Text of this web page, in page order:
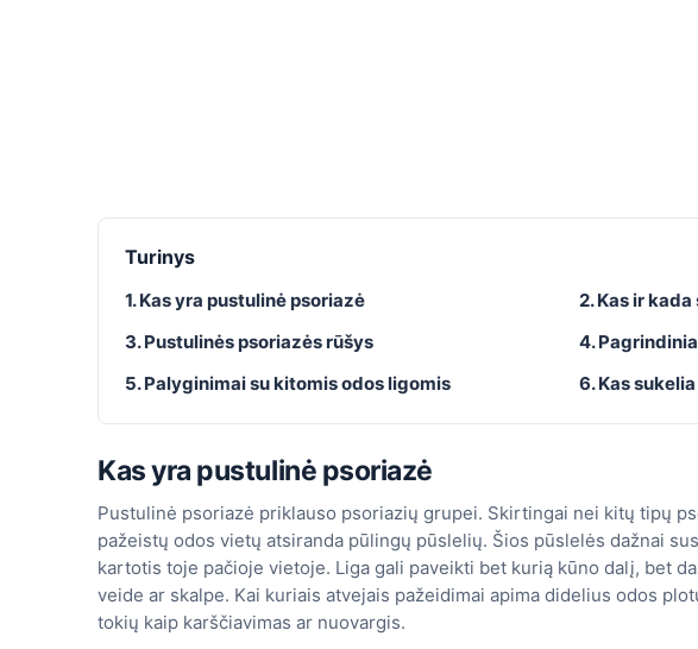
Turinys
1. Kas yra pustulinė psoriazė
2. Kas ir
3. Pustulinės psoriazės rūšys
4.
5. Palyginimai su kitomis odos ligomis
6. Kas
Kas yra pustulinė psoriazė
Pustulinė psoriazė priklauso psoriazių grupei. Skirtingai nei kitų tipų
pažeistų odos vietų atsiranda pūlingų pūslelių. Šios pūslelės dažnai
kartotis toje pačioje vietoje. Liga gali paveikti bet kurią kūno dalį, bet
veide ar skalpe. Kai kuriais atvejais pažeidimai apima didelius odos
tokių kaip karščiavimas ar nuovargis.